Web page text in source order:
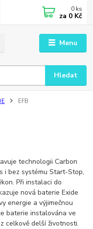
Menu
Hledat
0 ks
za 0 Kč
EFB
technologii Carbon
i bez systému Start-Stop,
Při instalaci do
nová baterie Exide
energie a výjimečnou
baterie instalována ve
celkově delší životnosti.